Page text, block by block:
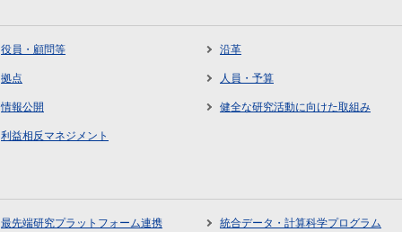
役員・顧問等 沿革
拠点 人員・予算
情報公開 健全な研究活動に向けた取組み
利益相反マネジメント
最先端研究プラットフォーム連携
統合データ・計算科学プログラム